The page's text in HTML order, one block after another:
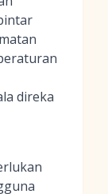
direka